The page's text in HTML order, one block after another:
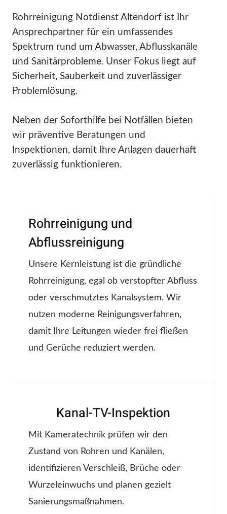
Rohrreinigung Notdienst Altendorf ist Ihr
Ansprechpartner für ein umfassendes
Spektrum rund um Abwasser, Abflusskanäle
und Sanitärprobleme. Unser Fokus liegt auf
Sicherheit, Sauberkeit und zuverlässiger
Problemlösung.
Neben der Soforthilfe bei Notfällen bieten
wir präventive Beratungen und
Inspektionen, damit Ihre Anlagen dauerhaft
zuverlässig funktionieren.
Rohrreinigung und
Abflussreinigung
Unsere Kernleistung ist die gründliche
Rohrreinigung, egal ob verstopfter Abfluss
oder verschmutztes Kanalsystem. Wir
nutzen moderne Reinigungsverfahren,
damit Ihre Leitungen wieder frei fließen
und Gerüche reduziert werden.
Kanal-TV-Inspektion
Mit Kameratechnik prüfen wir den
Zustand von Rohren und Kanälen,
identifizieren Verschleiß, Brüche oder
Wurzeleinwuchs und planen gezielt
Sanierungsmaßnahmen.